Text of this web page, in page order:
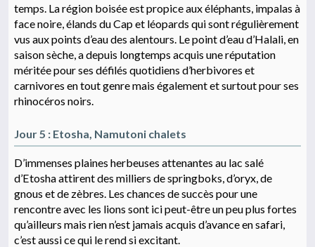
temps. La région boisée est propice aux éléphants, impalas à
face noire, élands du Cap et léopards qui sont régulièrement
vus aux points d’eau des alentours. Le point d’eau d’Halali, en
saison sèche, a depuis longtemps acquis une réputation
méritée pour ses défilés quotidiens d’herbivores et
carnivores en tout genre mais également et surtout pour ses
rhinocéros noirs.
Jour 5 : Etosha, Namutoni chalets
D’immenses plaines herbeuses attenantes au lac salé
d’Etosha attirent des milliers de springboks, d’oryx, de
gnous et de zèbres. Les chances de succès pour une
rencontre avec les lions sont ici peut-être un peu plus fortes
qu’ailleurs mais rien n’est jamais acquis d’avance en safari,
c’est aussi ce qui le rend si excitant.